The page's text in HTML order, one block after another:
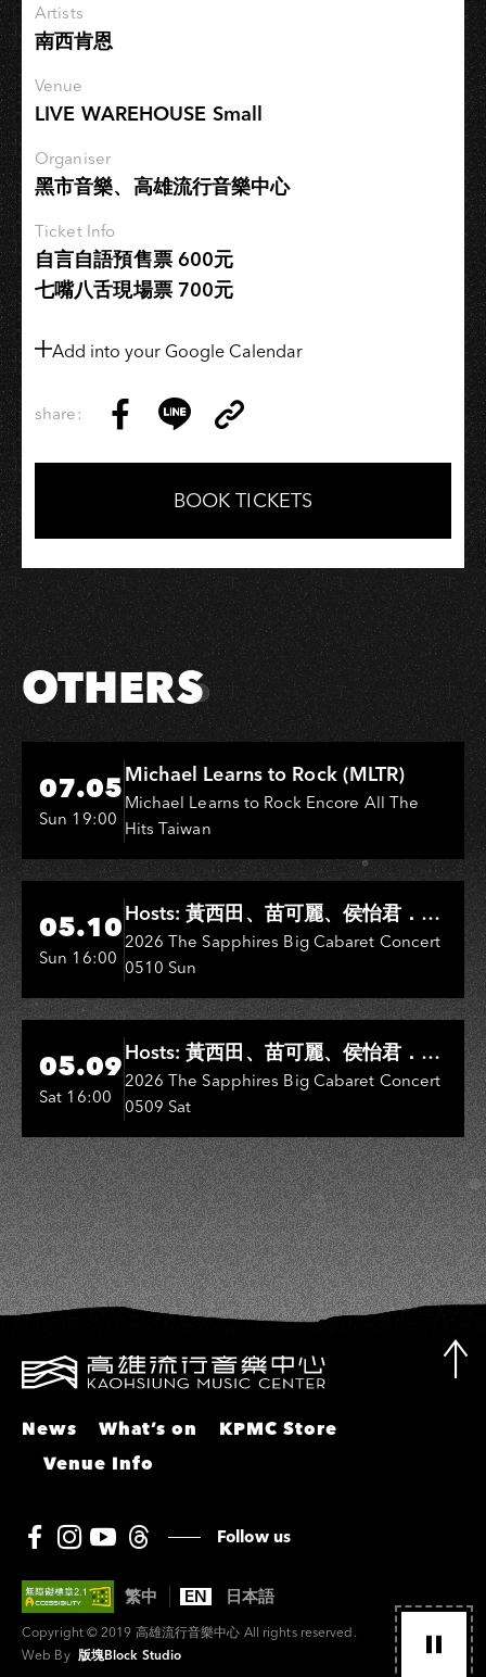
劃
掰】
迴
演
－
高
雄
Artists
南西肯恩
Venue
LIVE WAREHOUSE Small
Organiser
黑市音樂、高雄流行音樂中心
Ticket Info
自言自語預售票 600元
七嘴八舌現場票 700元
Add into your Google Calendar
share:
on
Facebook
on
LINE
Link
Copy
BOOK TICKETS
OTHERS
Hi-Ing Music Hall
07.05
Sun 19:00
Michael Learns to Rock (MLTR)
Michael Learns to Rock Encore All The
Hits Taiwan
Hi-Ing Music Hall
05.10
Sun 16:00
Hosts: 黃西田、苗可麗、侯怡君．
Entertainers: 葉啟田、鳥來嬤-吳
敏、王彩樺、王瑞霞、吳淑敏、施文
彬、邵大倫、曹雅雯、陳孟賢、黃露
瑤
2026 The Sapphires Big Cabaret Concert
0510 Sun
Hi-Ing Music Hall
05.09
Sat 16:00
Hosts: 黃西田、苗可麗、侯怡君．
Entertainers: 葉啟田、鳥來嬤-吳
敏、張秀卿、王彩樺、吳淑敏、施文
彬、邵大倫、曹雅雯、陳孟賢、黃露
瑤
2026 The Sapphires Big Cabaret Concert
0509 Sat
News What’s on
KPMC Store
Venue Info
Follow us
Copyright © 2019 高雄流行音樂中心 All rights reserved.
Web By 版塊Block Studio
繁中 EN 日本語